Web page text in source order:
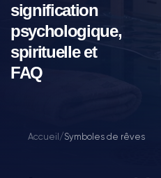
signification
psychologique,
spirituelle et
FAQ
Accueil / Symboles de rêves